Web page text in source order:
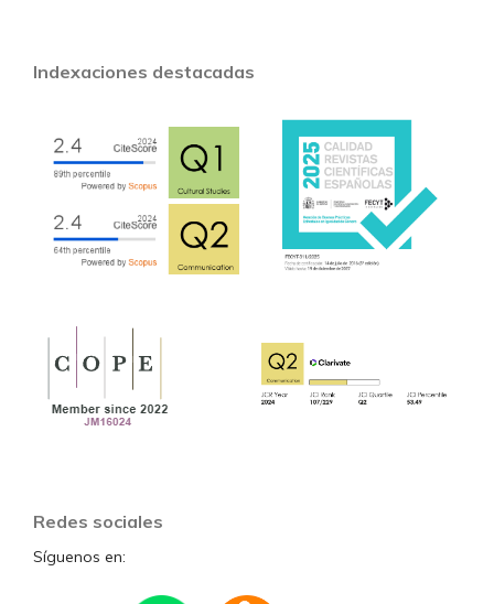
Indexaciones destacadas
Redes sociales
Síguenos en: